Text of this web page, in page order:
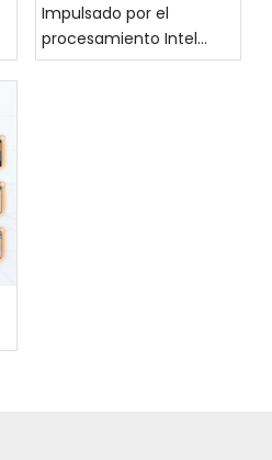
Impulsado por el
procesamiento Intel
Core de alto